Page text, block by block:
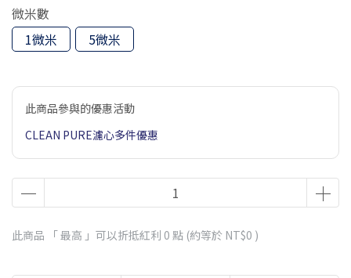
微米數
1微米
5微米
此商品參與的優惠活動
CLEAN PURE濾心多件優惠
此商品 「 最高 」可以折抵紅利 0 點 (約等於 NT$0 )